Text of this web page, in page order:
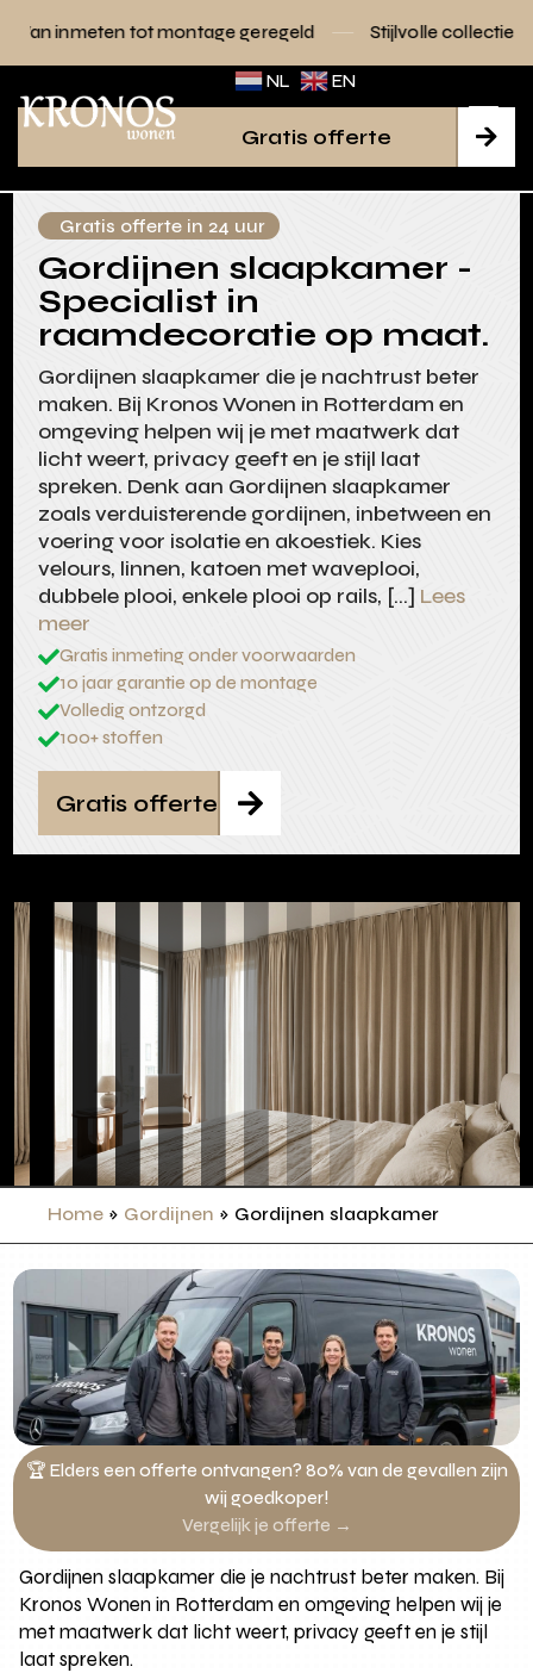
montage geregeld Stijlvolle collecties voor elk interieur
NL EN

Gratis offerte
Gratis offerte in 24 uur
Gordijnen slaapkamer -
Specialist in
raamdecoratie op maat.
Gordijnen slaapkamer die je nachtrust beter
maken. Bij Kronos Wonen in Rotterdam en
omgeving helpen wij je met maatwerk dat
licht weert, privacy geeft en je stijl laat
spreken. Denk aan Gordijnen slaapkamer
zoals verduisterende gordijnen, inbetween en
voering voor isolatie en akoestiek. Kies
velours, linnen, katoen met waveplooi,
dubbele plooi, enkele plooi op rails, […] Lees
meer
Gratis inmeting onder voorwaarden
10 jaar garantie op de montage
Volledig ontzorgd
100+ stoffen

Gratis offerte
Home» Gordijnen » Gordijnen slaapkamer
🏆 Elders een offerte ontvangen? 80% van de gevallen zijn
wij goedkoper!
Vergelijk je offerte →
Gordijnen slaapkamer die je nachtrust beter maken. Bij
Kronos Wonen in Rotterdam en omgeving helpen wij je
met maatwerk dat licht weert, privacy geeft en je stijl
laat spreken.